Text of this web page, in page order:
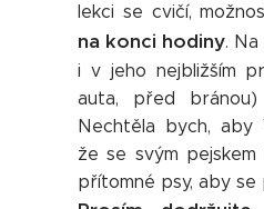
lekci se cvičí,
na konci hodiny.
i v jeho nejbližším
auta, před
Nechtěla bych, aby
že se svým
přítomné psy, aby se